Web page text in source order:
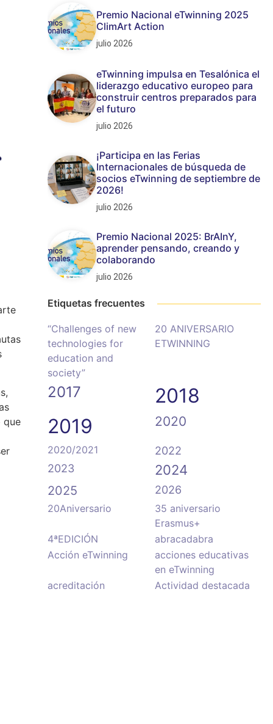
que
Premio Nacional eTwinning 2025
ClimArt Action
julio 2026
eTwinning impulsa en Tesalónica el
liderazgo educativo europeo para
construir centros preparados para
el futuro
julio 2026
¡Participa en las Ferias
Internacionales de búsqueda de
socios eTwinning de septiembre de
2026!
julio 2026
Premio Nacional 2025: BrAInY,
aprender pensando, creando y
colaborando
julio 2026
Etiquetas frecuentes
“Challenges of new
technologies for
education and
society”
20 ANIVERSARIO
ETWINNING
2017
2018
2019
2020
2020/2021
2022
2023
2024
2025 2026
20Aniversario
35 aniversario
Erasmus+
4ªEDICIÓN
abracadabra
Acción eTwinning
acciones educativas
en eTwinning
acreditación
Actividad destacada